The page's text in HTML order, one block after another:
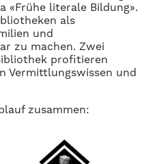
«Frühe literale Bildung».
als
und
zu machen. Zwei
profitieren
Vermittlungswissen und
zusammen: